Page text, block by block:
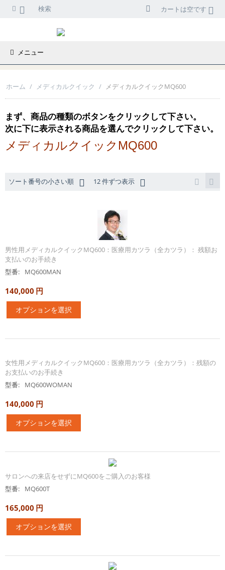
検索 カートは空です
メニュー
ホーム / メディカルクイック / メディカルクイックMQ600
まず、商品の種類のボタンをクリックして下さい。
次に下に表示される商品を選んでクリックして下さい。
メディカルクイックMQ600
ソート番号の小さい順 12 件ずつ表示
男性用メディカルクイックMQ600：医療用カツラ（全カツラ）： 残額お
支払いのお手続き
型番:
MQ600MAN
140,000 円
オプションを選択
女性用メディカルクイックMQ600：医療用カツラ（全カツラ）：残額の
お支払いのお手続き
型番:
MQ600WOMAN
140,000 円
オプションを選択
サロンへの来店をせずにMQ600をご購入のお客様
型番:
MQ600T
165,000 円
オプションを選択